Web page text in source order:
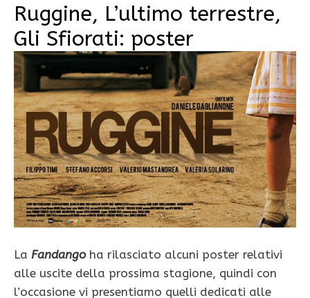
Ruggine, L’ultimo terrestre,
Gli Sfiorati: poster
La Fandangoha rilasciato alcuni poster relativi
alle uscite della prossima stagione, quindi con
l’occasione vi presentiamo quelli dedicati alle